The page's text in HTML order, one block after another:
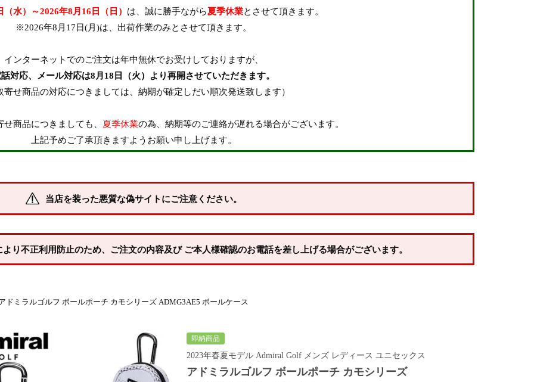
水）～2026年8月16日（日） は、誠に勝手ながら夏季休業とさせて頂きます。
※2026年8月17日(月)は、出荷作業のみとさせて頂きます。
インターネットでのご注文は年中無休でお受けしておりますが、
対応、メール対応は8月18日（火）より再開させていただきます。
寄せ商品の対応につきましては、納期が確定しだい順次発送致します）
商品につきましても、 夏季休業の為、納期等のご連絡が遅れる場合がございます。
上記予めご了承頂きますようお願い申し上げます。
当店を装った悪質な偽サイトにご注意ください。
り不正利用防止のため、ご注文の内容及び ご本人様確認のお電話を差し上げる場合がございます。
ドミラルゴルフ ボールポーチ カモシリーズ ADMG3AE5 ボールケース
即納商品
2023年春夏モデル Admiral Golf メンズ レディース ユニセックス
アドミラルゴルフ ボールポーチ カモシリーズ